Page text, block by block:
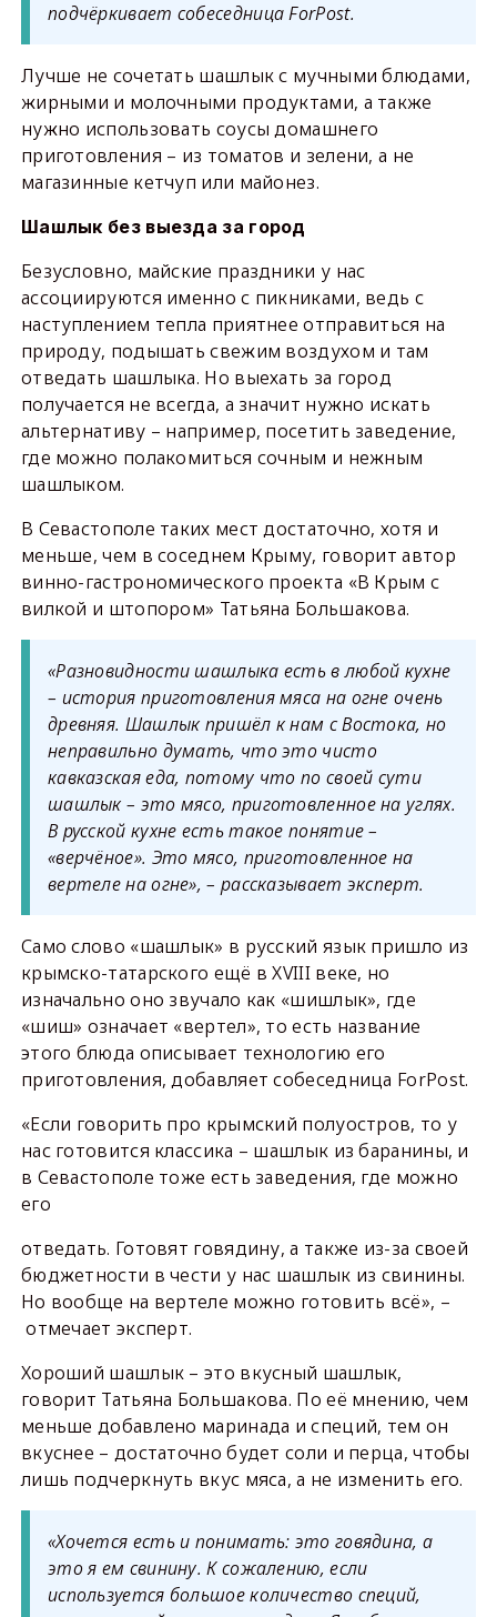
подчёркивает собеседница ForPost.
Лучше не сочетать шашлык с мучными блюдами,
жирными и молочными продуктами, а также
нужно использовать соусы домашнего
приготовления – из томатов и зелени, а не
магазинные кетчуп или майонез.
Шашлык без выезда за город
Безусловно, майские праздники у нас
ассоциируются именно с пикниками, ведь с
наступлением тепла приятнее отправиться на
природу, подышать свежим воздухом и там
отведать шашлыка. Но выехать за город
получается не всегда, а значит нужно искать
альтернативу – например, посетить заведение,
где можно полакомиться сочным и нежным
шашлыком.
В Севастополе таких мест достаточно, хотя и
меньше, чем в соседнем Крыму, говорит автор
винно-гастрономического проекта «В Крым с
вилкой и штопором» Татьяна Большакова.
«Разновидности шашлыка есть в любой кухне
– история приготовления мяса на огне очень
древняя. Шашлык пришёл к нам с Востока, но
неправильно думать, что это чисто
кавказская еда, потому что по своей сути
шашлык – это мясо, приготовленное на углях.
В русской кухне есть такое понятие –
«верчёное». Это мясо, приготовленное на
вертеле на огне», – рассказывает эксперт.
Само слово «шашлык» в русский язык пришло из
крымско-татарского ещё в XVIII веке, но
изначально оно звучало как «шишлык», где
«шиш» означает «вертел», то есть название
этого блюда описывает технологию его
приготовления, добавляет собеседница ForPost.
«Если говорить про крымский полуостров, то у
нас готовится классика – шашлык из баранины, и
в Севастополе тоже есть заведения, где можно
его
отведать. Готовят говядину, а также из-за своей
бюджетности в чести у нас шашлык из свинины.
Но вообще на вертеле можно готовить всё», –
отмечает эксперт.
Хороший шашлык – это вкусный шашлык,
говорит Татьяна Большакова. По её мнению, чем
меньше добавлено маринада и специй, тем он
вкуснее – достаточно будет соли и перца, чтобы
лишь подчеркнуть вкус мяса, а не изменить его.
«Хочется есть и понимать: это говядина, а
это я ем свинину. К сожалению, если
используется большое количество специй,